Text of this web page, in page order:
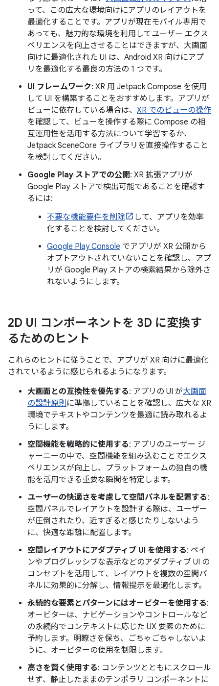
って、この広大な環境向けにアプリのレイアウトを
最適化することです。アプリが現在モバイル専用で
あっても、魅力的な環境を利用してユーザー エクス
ペリエンスを向上させることはできますが、大画面
向けに最適化された UI は、Android XR 向けにアプ
リを最適化する最良の方法の 1 つです。
UI フレームワーク: XR 用 Jetpack Compose を使用
して UI を構築することをおすすめします。アプリが
ビューに依存している場合は、 XR でのビューの操作
を確認して、ビューを操作する際に Compose の相
互運用性を活用する方法について学習するか、
Jetpack SceneCore ライブラリを直接操作すること
を検討してください。
Google Play ストアでの公開: XR 拡張アプリが
Google Play ストアで検出可能であることを確認す
るには:
不要な機能要件を削除
して、アプリを効率
化することを検討してください。
Google Play Console でアプリが XR 公開から
オプトアウトされていないことを確認し、アプ
リが Google Play ストアの検索結果から除外さ
れないようにします。
2D UI コンポーネントを 3D に変換す
るためのヒント
これらのヒントに従うことで、アプリが XR 向けに最適化
されているように感じられるようになります。
大画面との互換性を優先する: アプリの UI が大画面
の設計原則に準拠していることを確認し、広大な XR
環境でテキストやコンテンツを最適に読み取れるよ
うにします。
空間機能を戦略的に使用する: アプリのユーザー ジ
ャーニーの中で、空間機能を組み込むことでエクス
ペリエンスが向上し、プラットフォームの独自の機
能を活用できる重要な瞬間を特定します。
ユーザーの快適さを考慮して空間パネルを配置する:
空間パネルでレイアウトを設計する際は、ユーザー
が圧倒されたり、近すぎると感じたりしないよう
に、快適な距離に配置します。
空間レイアウトにアダプティブ UI を使用する: ペイ
ンやプログレッシブな表示などのアダプティブ UI の
コンセプトを活用して、レイアウトを複数の空間パ
ネルに効果的に分解し、情報提示を最適化します。
永続的な要素とパターンにはオービターを使用する:
オービターは、ナビゲーションやコントロールなど
の永続的でコンテキストに応じた UX 要素のために
予約します。明瞭さを保ち、ごちゃごちゃしないよ
うに、オービターの使用を制限します。
高さを賢く使用する: コンテンツとともにスクロール
せず、静止したままのテンポラリ コンポーネントに